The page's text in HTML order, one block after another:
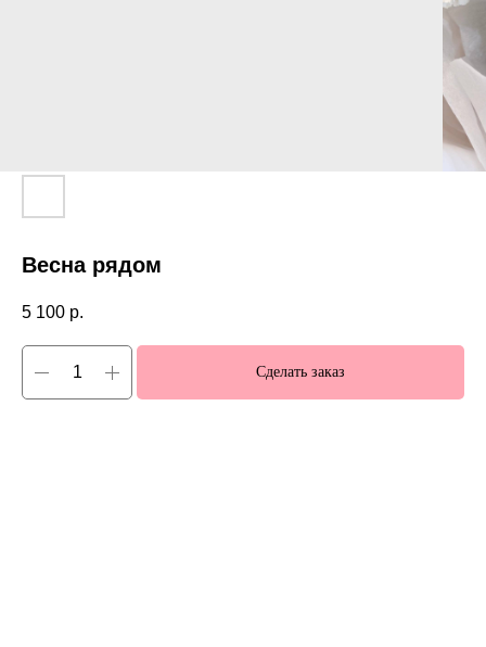
Весна рядом
5 100 р.
Сделать заказ